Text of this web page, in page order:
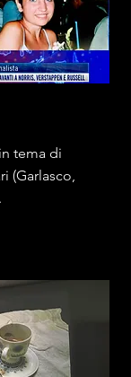
tema di
(Garlasco,